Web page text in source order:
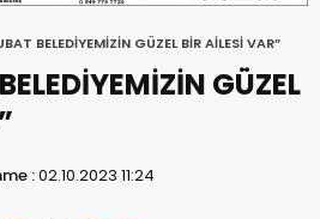
BELEDİYEMİZİN GÜZEL BİR AİLESİ VAR”
GÜZEL
:02.10.2023 11:24